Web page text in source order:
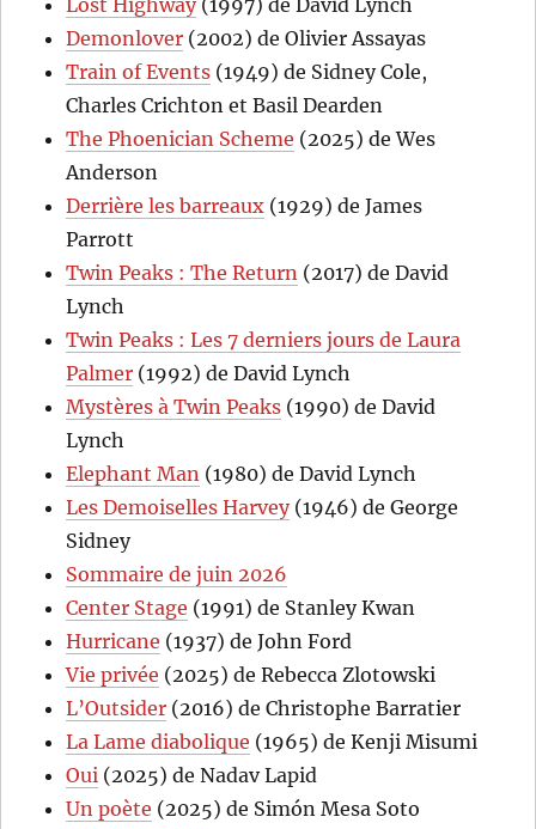
Lost Highway(1997) de David Lynch
Demonlover (2002) de Olivier Assayas
Train of Events (1949) de Sidney Cole,
Charles Crichton et Basil Dearden
The Phoenician Scheme (2025) de Wes
Anderson
Derrière les barreaux (1929) de James
Parrott
Twin Peaks : The Return (2017) de David
Lynch
Twin Peaks : Les 7 derniers jours de Laura
Palmer (1992) de David Lynch
Mystères à Twin Peaks (1990) de David
Lynch
Elephant Man (1980) de David Lynch
Les Demoiselles Harvey(1946) de George
Sidney
Sommaire de juin 2026
Center Stage (1991) de Stanley Kwan
Hurricane (1937) de John Ford
Vie privée (2025) de Rebecca Zlotowski
L’Outsider (2016) de Christophe Barratier
La Lame diabolique (1965) de Kenji Misumi
Oui (2025) de Nadav Lapid
Un poète (2025) de Simón Mesa Soto